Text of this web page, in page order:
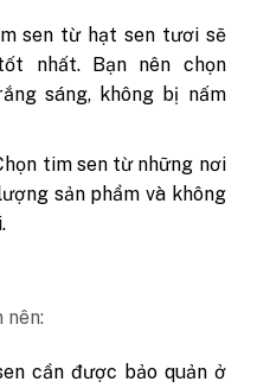
sen từ hạt sen tươi sẽ
nhất. Bạn nên chọn
sáng, không bị nấm
tim sen từ những nơi
sản phẩm và không
nên:
cần được bảo quản ở